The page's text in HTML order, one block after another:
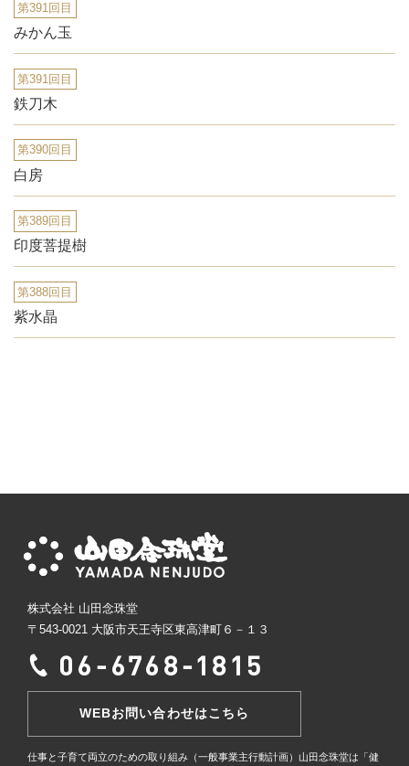
第391回目
みかん玉
第391回目
鉄刀木
第390回目
白房
第389回目
印度菩提樹
第388回目
紫水晶
株式会社 山田念珠堂
〒543-0021 大阪市天王寺区東高津町６－１３
WEBお問い合わせはこちら
仕事と子育て両立のための取り組み（一般事業主行動計画） 山田念珠堂は「健